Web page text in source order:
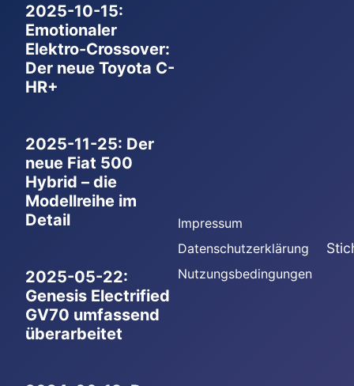
2025-10-15:
Emotionaler
Elektro-Crossover:
Der neue Toyota C-
HR+
2025-11-25: Der
neue Fiat 500
Hybrid – die
Modellreihe im
Detail
2025-05-22:
Genesis Electrified
GV70 umfassend
überarbeitet
Impressum
Datenschutzerklärung
Nutzungsbedingungen